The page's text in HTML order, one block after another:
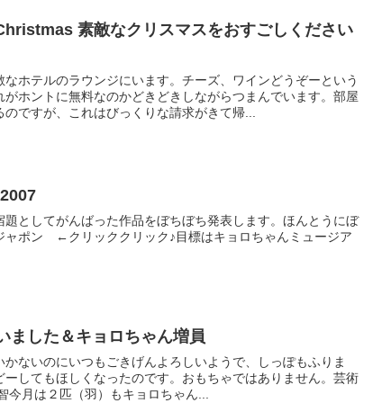
素敵なクリスマスをおすごしください
ホテルのラウンジにいます。チーズ、ワインどうぞーという
ホントに無料なのかどきどきしながらつまんでいます。部屋
ですが、これはびっくりな請求がきて帰...
題としてがんばった作品をぼちぼち発表します。ほんとうにぼ
ャポン ←クリッククリック♪目標はキョロちゃんミュージア
ました＆キョロちゃん増員
ないのにいつもごきげんよろしいようで、しっぽもふりま
してもほしくなったのです。おもちゃではありません。芸術
月は２匹（羽）もキョロちゃん...